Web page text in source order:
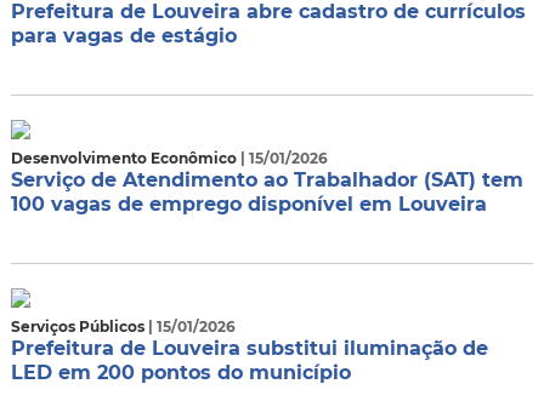
Prefeitura de Louveira abre cadastro de currículos
para vagas de estágio
Desenvolvimento Econômico | 15/01/2026
Serviço de Atendimento ao Trabalhador (SAT) tem
100 vagas de emprego disponível em Louveira
Serviços Públicos | 15/01/2026
Prefeitura de Louveira substitui iluminação de
LED em 200 pontos do município